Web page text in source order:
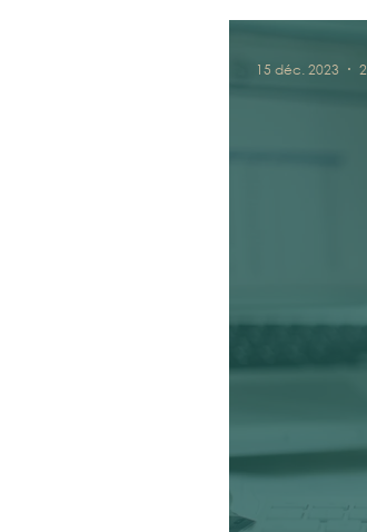
15 déc. 2023